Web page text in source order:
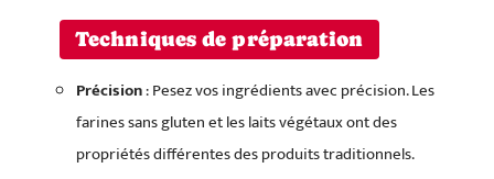
Techniques de préparation
Précision: Pesez vos ingrédients avec précision. Les
farines sans gluten et les laits végétaux ont des
propriétés différentes des produits traditionnels.